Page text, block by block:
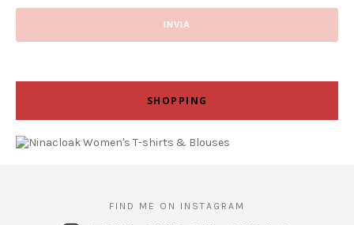
SHOPPING